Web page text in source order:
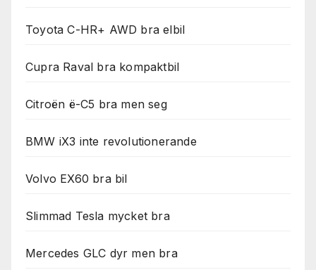
Toyota C-HR+ AWD bra elbil
Cupra Raval bra kompaktbil
Citroën ë-C5 bra men seg
BMW iX3 inte revolutionerande
Volvo EX60 bra bil
Slimmad Tesla mycket bra
Mercedes GLC dyr men bra